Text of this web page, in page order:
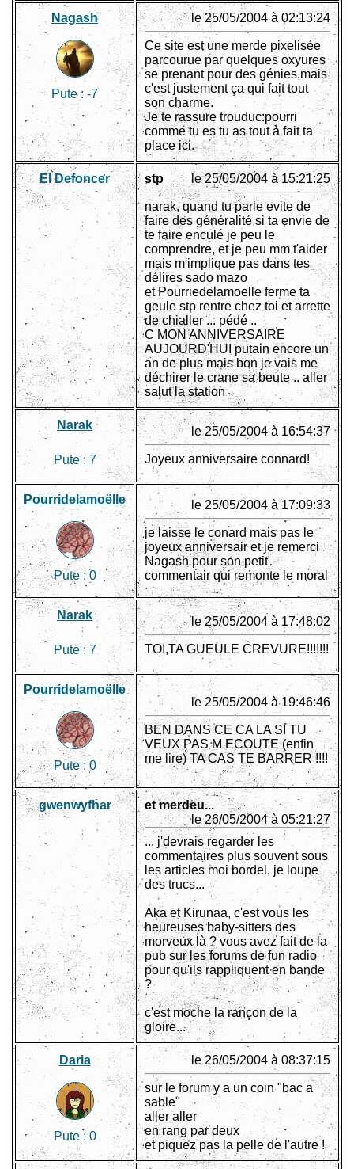
Nagash
Pute : -7
le 25/05/2004 à 02:13:24
Ce site est une merde pixelisée
parcourue par quelques oxyures
se prenant pour des génies,mais
c'est justement ça qui fait tout
son charme.
Je te rassure trouduc:pourri
comme tu es tu as tout à fait ta
place ici.
El Defoncer stp le 25/05/2004 à 15:21:25
narak, quand tu parle evite de
faire des généralité si ta envie de
te faire enculé je peu le
comprendre, et je peu mm t'aider
mais m'implique pas dans tes
délires sado mazo
et Pourriedelamoelle ferme ta
geule stp rentre chez toi et arrette
de chialler ... pédé ..
C MON ANNIVERSAIRE
AUJOURD'HUI putain encore un
an de plus mais bon je vais me
déchirer le crane sa beute .. aller
salut la station
Narak
Pute : 7
le 25/05/2004 à 16:54:37
Joyeux anniversaire connard!
Pourridelamoëlle
Pute :0
le 25/05/2004 à 17:09:33
je laisse le conard mais pas le
joyeux anniversair et je remerci
Nagash pour son petit
commentair qui remonte le moral
Narak
Pute : 7
le 25/05/2004 à 17:48:02
TOI,TA GUEULE CREVURE!!!!!!!
Pourridelamoëlle
Pute : 0
le 25/05/2004 à 19:46:46
BEN DANS CE CA LA SI TU
VEUX PAS M ECOUTE (enfin
me lire) TA CAS TE BARRER !!!!
gwenwyfhar
et merdeu...
le 26/05/2004 à 05:21:27
... j'devrais regarder les
commentaires plus souvent sous
les articles moi bordel, je loupe
des trucs...
Aka et Kirunaa, c'est vous les
heureuses baby-sitters des
morveux là ? vous avez fait de la
pub sur les forums de fun radio
pour qu'ils rappliquent en bande
?
c'est moche la rançon de la
gloire...
Daria
Pute :0
le 26/05/2004 à 08:37:15
sur le forum y a un coin "bac a
sable"
aller aller
en rang par deux
et piquez pas la pelle de l'autre !